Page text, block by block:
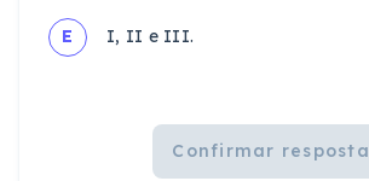
E I, II e III.
Confirmar resposta